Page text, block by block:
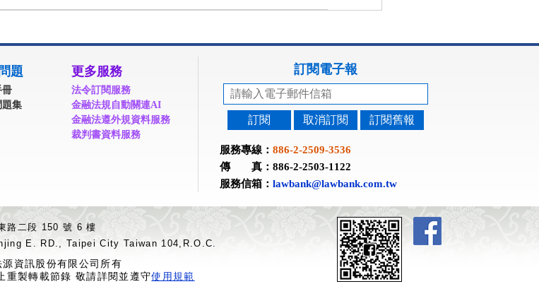
題
冊
題集
更多服務
法令訂閱服務
金融法規自動關連AI
金融法遵外規資料服務
裁判書資料服務
訂閱電子報
訂閱 取消訂閱 訂閱舊報
服務專線： 886-2-2509-3536
傳 真：886-2-2503-1122
服務信箱： lawbank@lawbank.com.tw
路二段 150 號 6 樓
E. RD., Taipei City Taiwan 104,R.O.C.
資訊股份有限公司所有
重製轉載節錄 敬請詳閱並遵守使用規範